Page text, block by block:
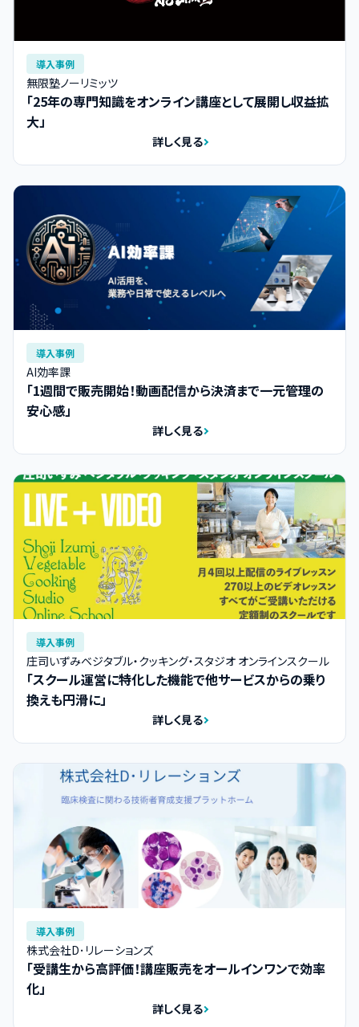
導入事例
無限塾ノーリミッツ
「25年の専門知識をオンライン講座として展開し収益拡
大」
詳しく見る
導入事例
AI効率課
「1週間で販売開始！動画配信から決済まで一元管理の
安心感」
詳しく見る
導入事例
庄司いずみベジタブル・クッキング・スタジオ オンラインスクール
「スクール運営に特化した機能で他サービスからの乗り
換えも円滑に」
詳しく見る
導入事例
株式会社D･リレーションズ
「受講生から高評価！講座販売をオールインワンで効率
化」
詳しく見る